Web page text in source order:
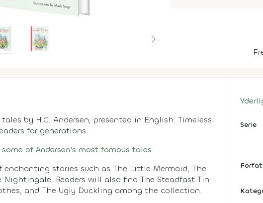
by H.C. Andersen, presented in English. Timeless
for generations.
of Andersen's most famous tales.
stories such as The Little Mermaid, The
Nightingale. Readers will also find The Steadfast Tin
and The Ugly Duckling among the collection.
Serie